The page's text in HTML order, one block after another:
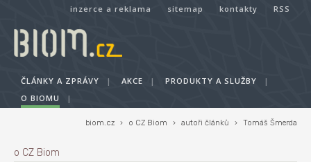
inzerce a reklama sitemap kontakty RSS
ČLÁNKY A ZPRÁVY | AKCE | PRODUKTY A SLUŽBY
|
O BIOMU
|
biom.cz › o CZ Biom › autoři článků › Tomáš Šmerda
o CZ Biom